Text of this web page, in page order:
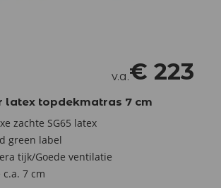
v.a.€ 223
latex topdekmatras 7 cm
zachte SG65 latex
green label
tijk/Goede ventilatie
7 cm